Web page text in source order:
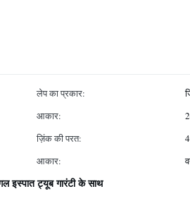
लेप का प्रकार:
आकार:
ज़िंक की परत:
आकार:
इस्पात ट्यूब गारंटी के साथ